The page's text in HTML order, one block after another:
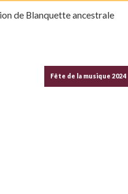
de Blanquette ancestrale
Fête de la musique 2024